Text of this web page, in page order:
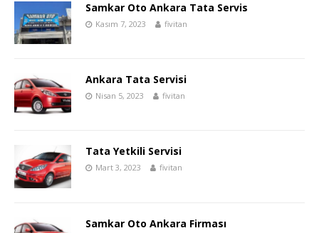
Samkar Oto Ankara Tata Servis
Kasım 7, 2023 fivitan
Ankara Tata Servisi
Nisan 5, 2023 fivitan
Tata Yetkili Servisi
Mart 3, 2023 fivitan
Samkar Oto Ankara Firması